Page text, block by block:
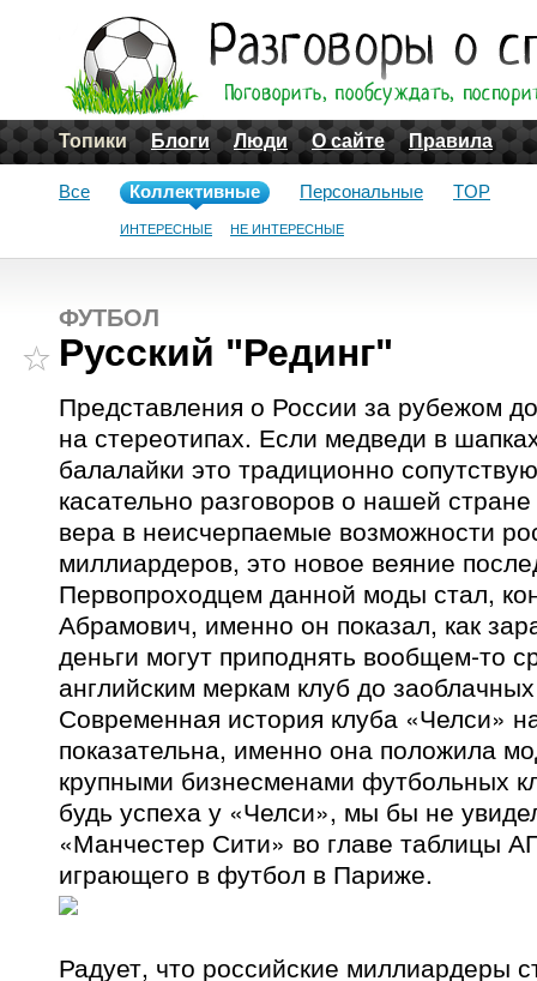
Топики Блоги Люди О сайте Правила
Все Коллективные
ИНТЕРЕСНЫЕ НЕ ИНТЕРЕСНЫЕ
Персональные TOP
ФУТБОЛ
Русский "Рединг"
Представления о России за рубежом
на стереотипах. Если медведи в
балалайки это традиционно
касательно разговоров о нашей
вера в неисчерпаемые возможности
миллиардеров, это новое веяние
Первопроходцем данной моды стал,
Абрамович, именно он показал, как
деньги могут приподнять вообщем-то
английским меркам клуб до
Современная история клуба «Челси»
показательна, именно она положила
крупными бизнесменами футбольных
будь успеха у «Челси», мы бы не
«Манчестер Сити» во главе таблицы
играющего в футбол в Париже.
Радует, что российские миллиардеры